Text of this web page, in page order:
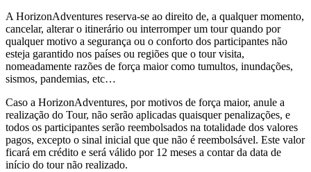
A HorizonAdventures reserva-se ao direito de, a qualquer momento,
cancelar, alterar o itinerário ou interromper um tour quando por
qualquer motivo a segurança ou o conforto dos participantes não
esteja garantido nos países ou regiões que o tour visita,
nomeadamente razões de força maior como tumultos, inundações,
sismos, pandemias, etc…
Caso a HorizonAdventures, por motivos de força maior, anule a
realização do Tour, não serão aplicadas quaisquer penalizações, e
todos os participantes serão reembolsados na totalidade dos valores
pagos, excepto o sinal inicial que que não é reembolsável. Este valor
ficará em crédito e será válido por 12 meses a contar da data de
início do tour não realizado.